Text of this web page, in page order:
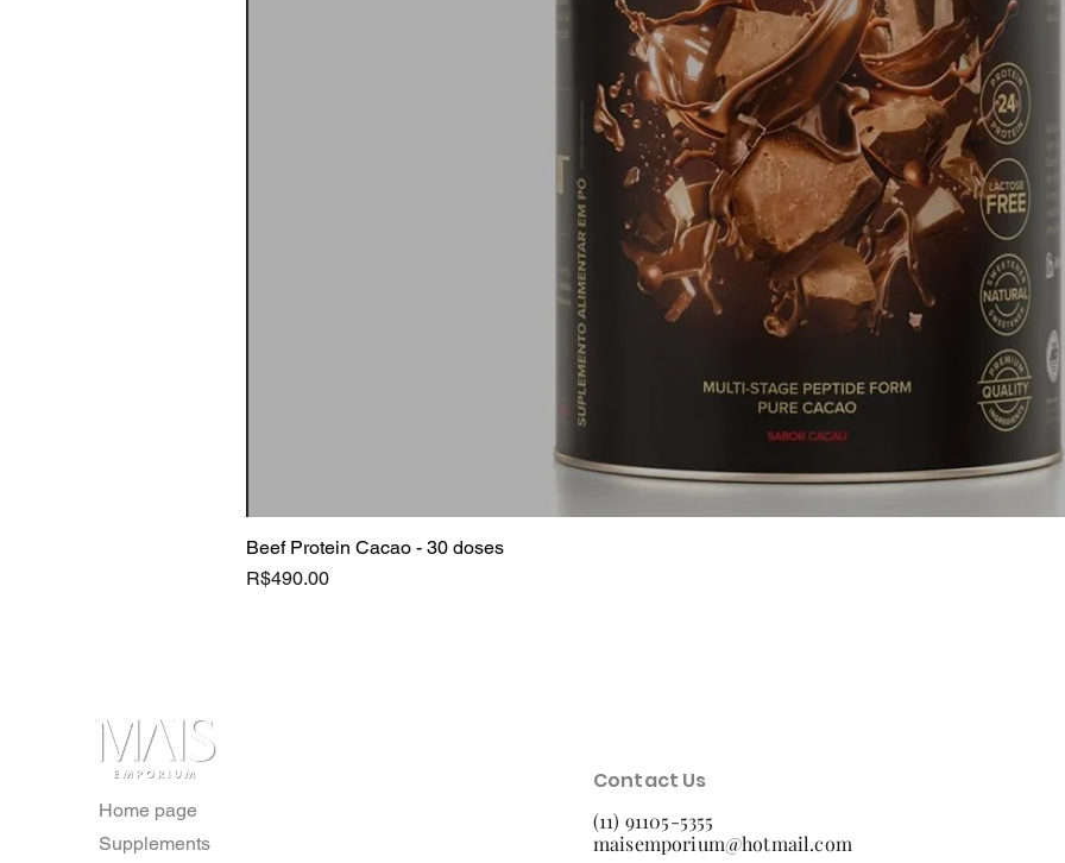
Beef Protein Cacao - 30 doses
Price
R$490.00
Home page
Supplements
Contact Us
(11) 91105-5355
maisemporium@hotmail.com